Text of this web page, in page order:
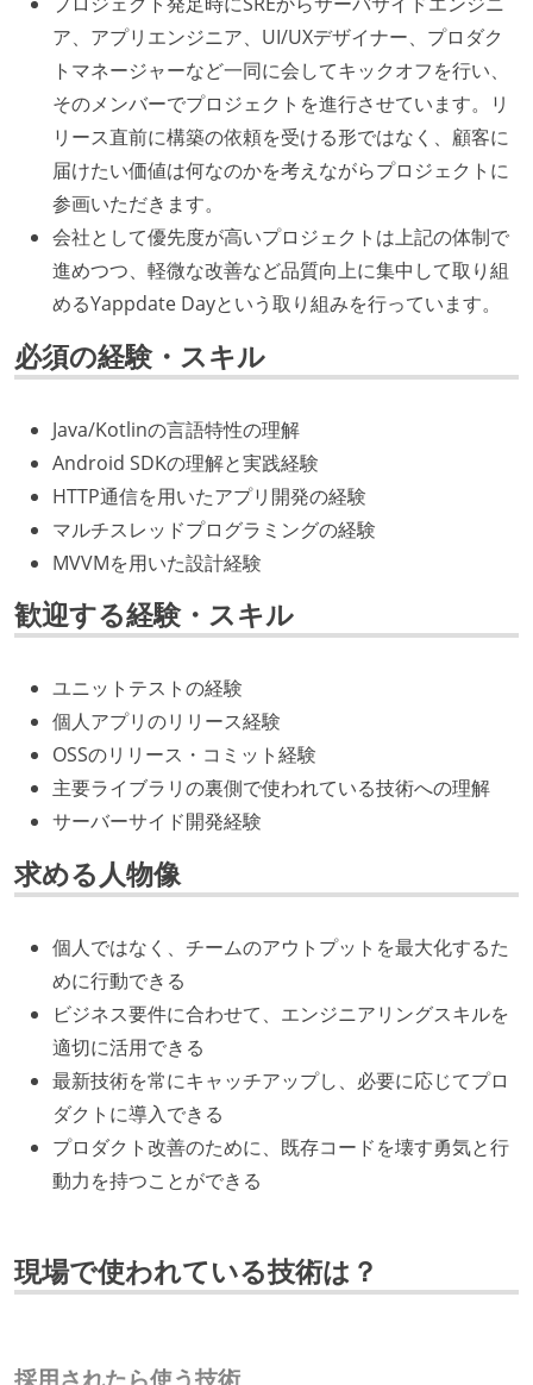
ア、アプリエンジニア、UI/UXデザイナー、プロダク
トマネージャーなど一同に会してキックオフを行い、
そのメンバーでプロジェクトを進行させています。リ
リース直前に構築の依頼を受ける形ではなく、顧客に
届けたい価値は何なのかを考えながらプロジェクトに
参画いただきます。
会社として優先度が高いプロジェクトは上記の体制で
進めつつ、軽微な改善など品質向上に集中して取り組
めるYappdate Dayという取り組みを行っています。
必須の経験・スキル
Java/Kotlinの言語特性の理解
Android SDKの理解と実践経験
HTTP通信を用いたアプリ開発の経験
マルチスレッドプログラミングの経験
MVVMを用いた設計経験
歓迎する経験・スキル
ユニットテストの経験
個人アプリのリリース経験
OSSのリリース・コミット経験
主要ライブラリの裏側で使われている技術への理解
サーバーサイド開発経験
求める人物像
個人ではなく、チームのアウトプットを最大化するた
めに行動できる
ビジネス要件に合わせて、エンジニアリングスキルを
適切に活用できる
最新技術を常にキャッチアップし、必要に応じてプロ
ダクトに導入できる
プロダクト改善のために、既存コードを壊す勇気と行
動力を持つことができる
現場で使われている技術は？
採用されたら使う技術